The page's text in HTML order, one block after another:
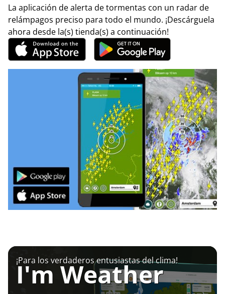
La aplicación de alerta de tormentas con un radar de
relámpagos preciso para todo el mundo. ¡Descárguela
ahora desde la(s) tienda(s) a continuación!
¡Para los verdaderos entusiastas del clima!
I'm Weather